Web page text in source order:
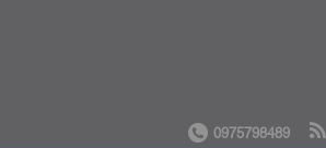
0975798489